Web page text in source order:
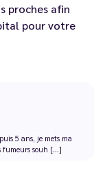
proches afin
pour votre
5 ans, je mets ma
fumeurs souh [...]